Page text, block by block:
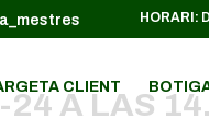
HORARI:
CLIENT
24 A LAS